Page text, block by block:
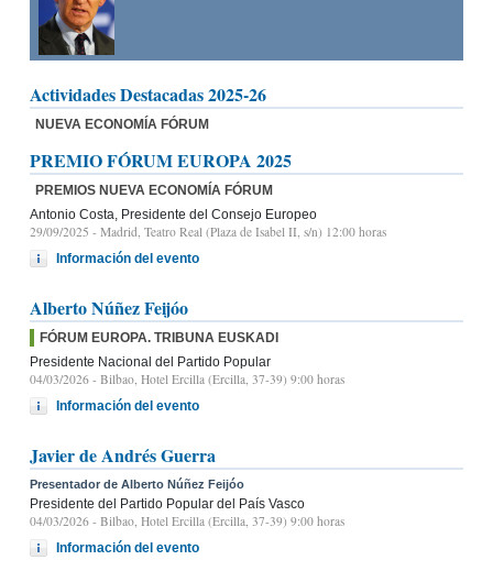
Actividades Destacadas 2025-26
NUEVA ECONOMÍA FÓRUM
PREMIO FÓRUM EUROPA 2025
PREMIOS NUEVA ECONOMÍA FÓRUM
Antonio Costa, Presidente del Consejo Europeo
29/09/2025 - Madrid, Teatro Real (Plaza de Isabel II, s/n) 12:00 horas
Información del evento
Alberto Núñez Feijóo
FÓRUM EUROPA. TRIBUNA EUSKADI
Presidente Nacional del Partido Popular
04/03/2026 - Bilbao, Hotel Ercilla (Ercilla, 37-39) 9:00 horas
Información del evento
Javier de Andrés Guerra
Presentador de Alberto Núñez Feijóo
Presidente del Partido Popular del País Vasco
04/03/2026 - Bilbao, Hotel Ercilla (Ercilla, 37-39) 9:00 horas
Información del evento